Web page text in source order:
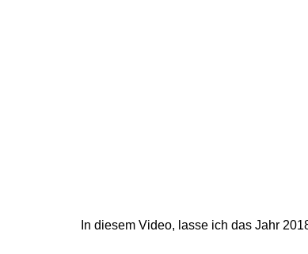
In diesem Video, lasse ich das Jahr